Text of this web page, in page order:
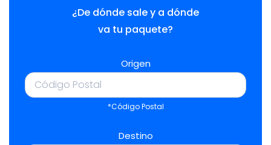
¿De dónde sale y a dónde
va tu paquete?
Origen
*Código Postal
Destino